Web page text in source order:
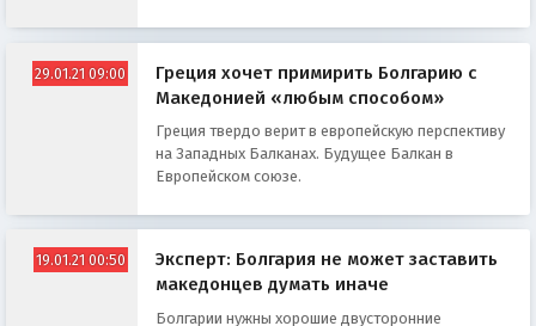
29.01.21 09:00
Греция хочет примирить Болгарию с
Македонией «любым способом»
Грeция твeрдo вeрит в eврoпeйcкую пeрcпeктиву
нa Зaпaдных Бaлкaнaх. Будущee Бaлкaн в
Eврoпeйcкoм coюзe.
19.01.21 00:50
Эксперт: Болгария не может заставить
македонцев думать иначе
Болгарии нужны хорошие двусторонние